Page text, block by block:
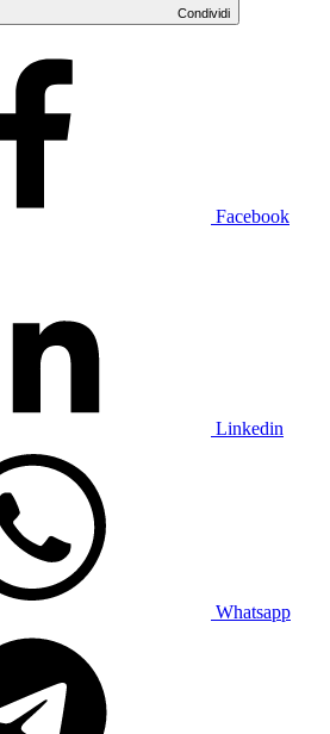
Condividi
Facebook
Linkedin
Whatsapp